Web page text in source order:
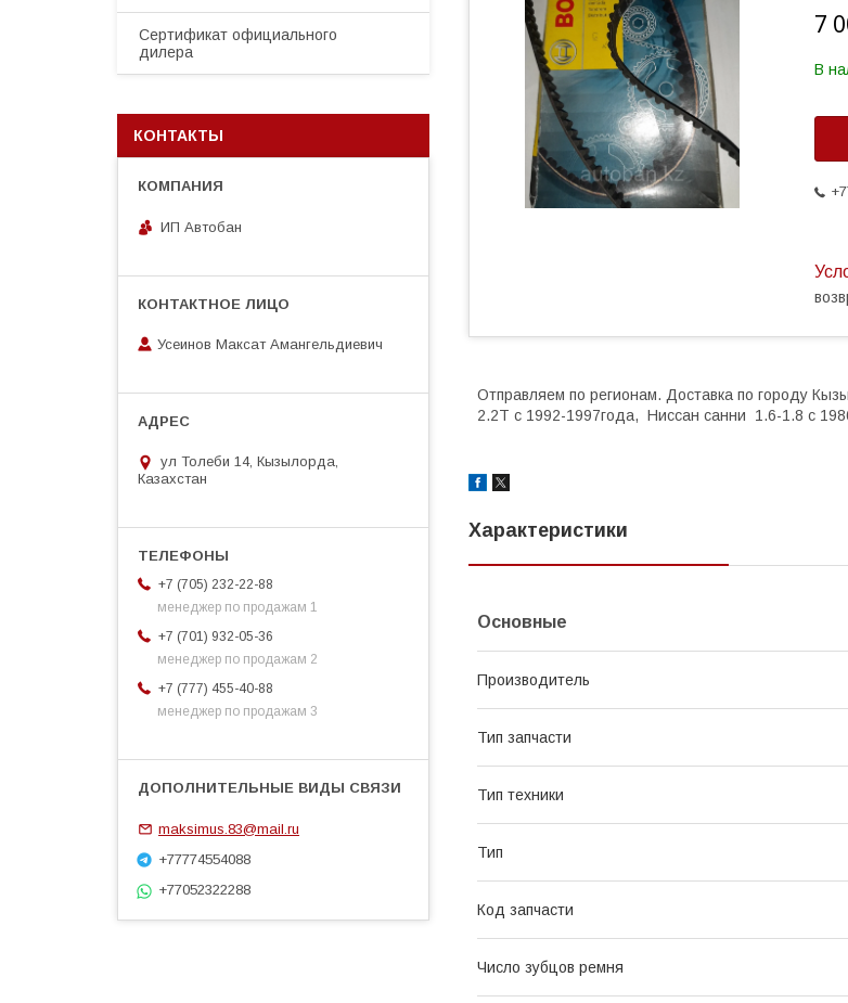
7
В
Отправляем по регионам. Доставка по городу
2.2Т с 1992-1997года, Ниссан санни 1.6-1.8 с
Характеристики
Основные
Производитель
Тип запчасти
Тип техники
Тип
Код запчасти
Число зубцов ремня
Сертификат официального
дилера
КОНТАКТЫ
ИП Автобан
Усеинов Максат Амангельдиевич
ул Толеби 14, Кызылорда,
Казахстан
+7 (705) 232-22-88
менеджер по продажам 1
+7 (701) 932-05-36
менеджер по продажам 2
+7 (777) 455-40-88
менеджер по продажам 3
maksimus.83@mail.ru
+77774554088
+77052322288